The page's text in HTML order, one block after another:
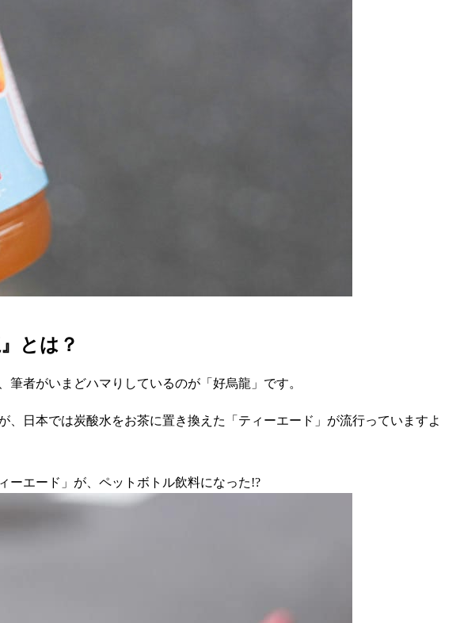
とは？
者がいまどハマりしているのが「好烏龍」です。
日本では炭酸水をお茶に置き換えた「ティーエード」が流行っていますよ
ーエード」が、ペットボトル飲料になった!?